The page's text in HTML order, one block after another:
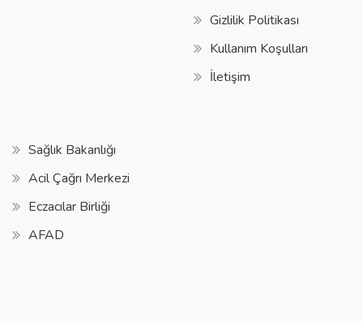
Gizlilik Politikası
Kullanım Koşulları
İletişim
Sağlık Bakanlığı
Acil Çağrı Merkezi
Eczacılar Birliği
AFAD